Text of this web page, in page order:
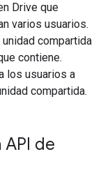
Drive que
varios usuarios.
compartida
contiene.
los usuarios a
compartida.
de